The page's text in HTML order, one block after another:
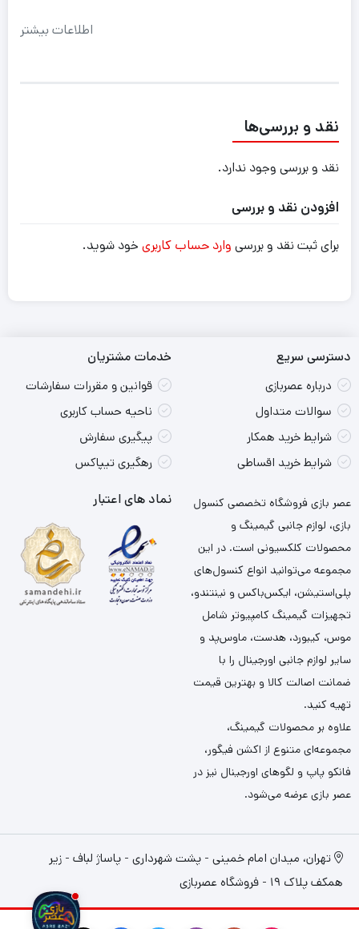
اطلاعات بیشتر
نقد و بررسی‌ها
نقد و بررسی وجود ندارد.
افزودن نقد و بررسی
برای ثبت نقد و بررسی وارد حساب کاربری خود شوید.
دسترسی سریع
درباره عصربازی
سوالات متداول
شرایط خرید همکار
شرایط خرید اقساطی
خدمات مشتریان
قوانین و مقررات سفارشات
ناحیه حساب کاربری
پیگیری سفارش
رهگیری تیپاکس
عصر بازی فروشگاه تخصصی کنسول
بازی، لوازم جانبی گیمینگ و
محصولات کلکسیونی است. در این
مجموعه می‌توانید انواع کنسول‌های
پلی‌استیشن، ایکس‌باکس و نینتندو،
تجهیزات گیمینگ کامپیوتر شامل
موس، کیبورد، هدست، ماوس‌پد و
سایر لوازم جانبی اورجینال را با
ضمانت اصالت کالا و بهترین قیمت
تهیه کنید.
علاوه بر محصولات گیمینگ،
مجموعه‌ای متنوع از اکشن فیگور،
فانکو پاپ و لگوهای اورجینال نیز در
عصر بازی عرضه می‌شود.
نماد های اعتبار
تهران، میدان امام خمینی - پشت شهرداری - پاساژ لباف - زیر
همکف پلاک 19 - فروشگاه عصربازی